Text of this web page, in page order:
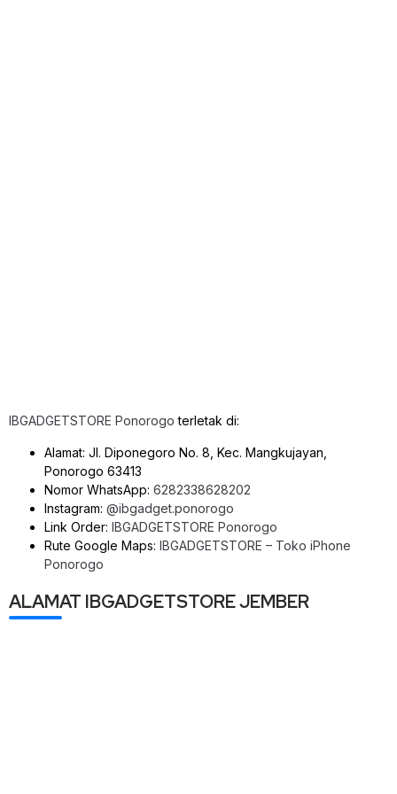
IBGADGETSTORE Ponorogo terletak di:
Alamat: Jl. Diponegoro No. 8, Kec. Mangkujayan,
Ponorogo 63413
Nomor WhatsApp: 6282338628202
Instagram: @ibgadget.ponorogo
Link Order: IBGADGETSTORE Ponorogo
Rute Google Maps: IBGADGETSTORE – Toko iPhone
Ponorogo
ALAMAT IBGADGETSTORE JEMBER